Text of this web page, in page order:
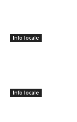
Info locale
Info locale